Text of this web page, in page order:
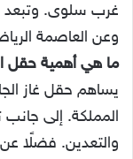
وعن العاصمة الرياض بنحو
ما هي أهمية حقل
يساهم حقل غاز
المملكة. إلى جانب